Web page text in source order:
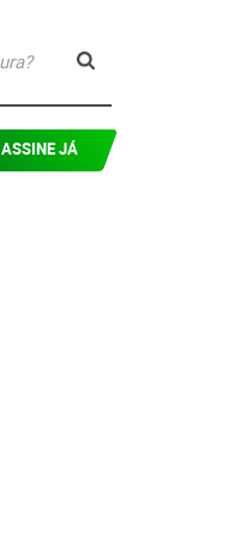
ASSINE JÁ